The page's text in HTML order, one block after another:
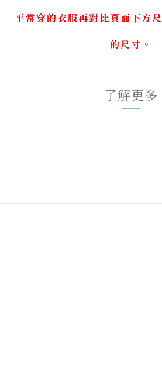
平常穿的衣服再對比頁面下方
的尺寸。
了解更多